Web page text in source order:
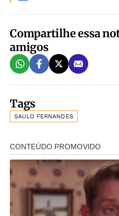
Compartilhe essa
amigos
Tags
SAULO FERNANDES